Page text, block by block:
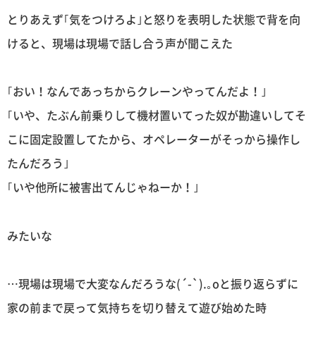
とりあえず｢気をつけろよ｣と怒りを表明した状態で背を向
けると、現場は現場で話し合う声が聞こえた
｢おい！なんであっちからクレーンやってんだよ！｣
｢いや、たぶん前乗りして機材置いてった奴が勘違いしてそ
こに固定設置してたから、オペレーターがそっから操作し
たんだろう｣
｢いや他所に被害出てんじゃねーか！｣
みたいな
…現場は現場で大変なんだろうな(´-`).｡oと振り返らずに
家の前まで戻って気持ちを切り替えて遊び始めた時